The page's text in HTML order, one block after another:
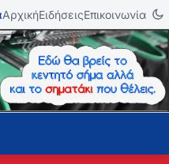
ΑρχικήΕιδήσειςΕπικοινωνία